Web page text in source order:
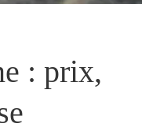
: prix,